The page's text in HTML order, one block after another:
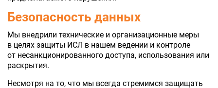
Безопасность данных
Мы внедрили технические и организационные меры
в целях защиты ИСЛ в нашем ведении и контроле
от несанкционированного доступа, использования или
раскрытия.
Несмотря на то, что мы всегда стремимся защищать